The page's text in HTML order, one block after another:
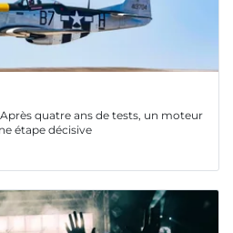
quatre ans de tests, un moteur
étape décisive